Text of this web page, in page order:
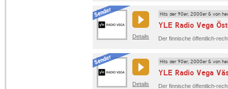
Details
Hits der 90er, 2000er & von
YLE Radio Vega
Details
Hits der 90er, 2000er & von
YLE Radio Vega